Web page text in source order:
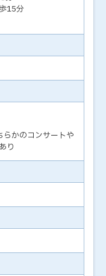
15分
かのコンサートや
り